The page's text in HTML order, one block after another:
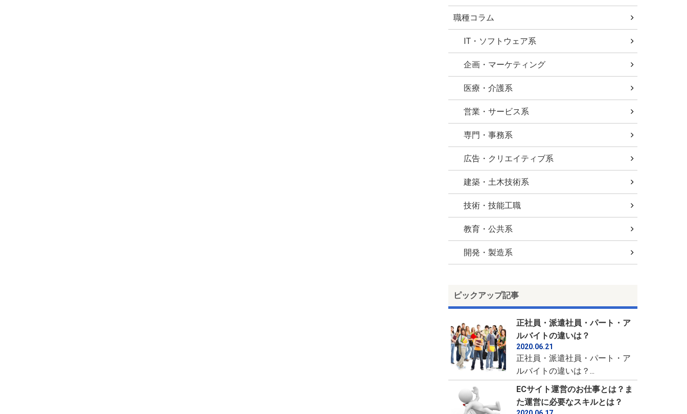
職種コラム
IT・ソフトウェア系
企画・マーケティング
医療・介護系
営業・サービス系
専門・事務系
広告・クリエイティブ系
建築・土木技術系
技術・技能工職
教育・公共系
開発・製造系
ピックアップ記事
正社員・派遣社員・パート・ア
ルバイトの違いは？
2020.06.21
正社員・派遣社員・パート・ア
ルバイトの違いは？...
ECサイト運営のお仕事とは？ま
た運営に必要なスキルとは？